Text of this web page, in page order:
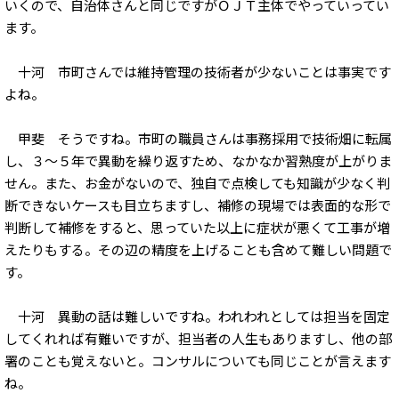
いくので、自治体さんと同じですがＯＪＴ主体でやっていってい
ます。
十河 市町さんでは維持管理の技術者が少ないことは事実です
よね。
甲斐 そうですね。市町の職員さんは事務採用で技術畑に転属
し、３～５年で異動を繰り返すため、なかなか習熟度が上がりま
せん。また、お金がないので、独自で点検しても知識が少なく判
断できないケースも目立ちますし、補修の現場では表面的な形で
判断して補修をすると、思っていた以上に症状が悪くて工事が増
えたりもする。その辺の精度を上げることも含めて難しい問題で
す。
十河 異動の話は難しいですね。われわれとしては担当を固定
してくれれば有難いですが、担当者の人生もありますし、他の部
署のことも覚えないと。コンサルについても同じことが言えます
ね。